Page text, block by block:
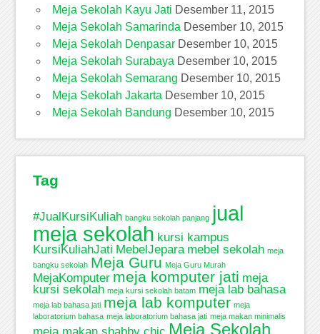
Meja Sekolah Kayu Jati Desember 11, 2015
Meja Sekolah Samarinda Desember 10, 2015
Meja Sekolah Denpasar Desember 10, 2015
Meja Sekolah Surabaya Desember 10, 2015
Meja Sekolah Semarang Desember 10, 2015
Meja Sekolah Jakarta Desember 10, 2015
Meja Sekolah Bandung Desember 10, 2015
Tag
#JualKursiKuliah bangku sekolah panjang jual
meja sekolah kursi kampus
KursiKuliahJati MebelJepara mebel sekolah meja
bangku sekolah Meja Guru Meja Guru Murah
MejaKomputer meja komputer jati meja
kursi sekolah meja kursi sekolah batam meja lab bahasa
meja lab bahasa jati meja lab komputer meja
laboratorium bahasa meja laboratorium bahasa jati meja makan minimalis
meja makan shabby chic Meja Sekolah